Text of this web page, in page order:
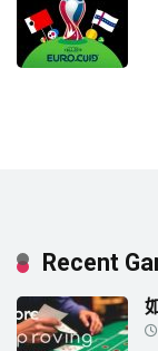
Recent